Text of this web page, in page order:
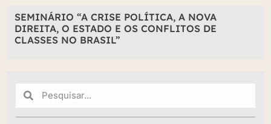
SEMINÁRIO “A CRISE POLÍTICA, A NOVA
DIREITA, O ESTADO E OS CONFLITOS DE
CLASSES NO BRASIL”